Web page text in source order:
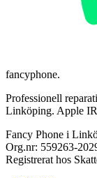
fancyphone.
Professionell
Linköping. Apple
Fancy Phone i
Org.nr: 559263-
Registrerat hos